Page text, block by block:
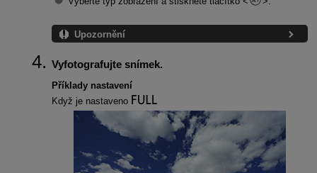
Upozornění
Vyfotografujte snímek.
Příklady nastavení
Když je nastaveno